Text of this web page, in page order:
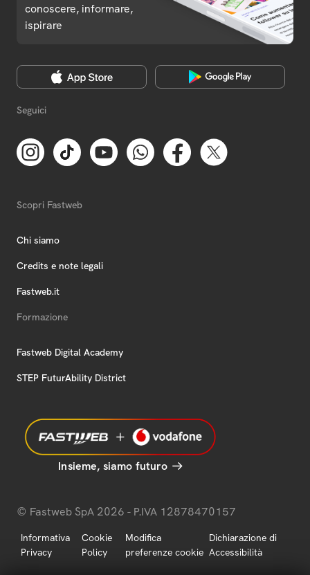
conoscere, informare,
ispirare
Seguici
Scopri Fastweb
Chi siamo
Credits e note legali
Fastweb.it
Formazione
Fastweb Digital Academy
STEP FuturAbility District
Insieme, siamo futuro
© Fastweb SpA 2026 - P.IVA 12878470157
Informativa
Privacy
Cookie
Policy
Modifica
preferenze cookie
Dichiarazione di
Accessibilità